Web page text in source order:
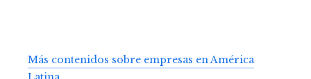
Más contenidos sobre empresas en América